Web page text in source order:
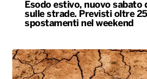
Esodo estivo, nuovo sabato
sulle strade. Previsti oltre
spostamenti nel weekend